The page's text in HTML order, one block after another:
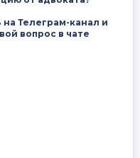
Телеграм-канал и
вопрос в чате